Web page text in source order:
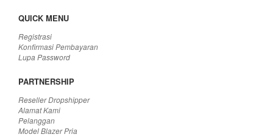
QUICK MENU
Registrasi
Konfirmasi Pembayaran
Lupa Password
PARTNERSHIP
Reseller Dropshipper
Alamat Kami
Pelanggan
Model Blazer Pria